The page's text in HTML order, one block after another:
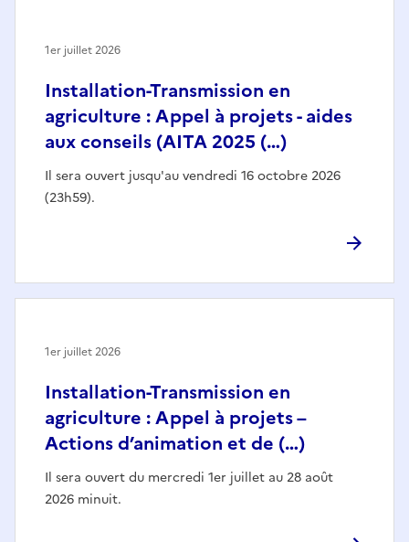
Installation-Transmission en
agriculture : Appel à projets - aides
aux conseils (AITA 2025 (…)
Il sera ouvert jusqu'au vendredi 16 octobre 2026
(23h59).
1er juillet 2026
Installation-Transmission en
agriculture : Appel à projets –
Actions d’animation et de (…)
Il sera ouvert du mercredi 1er juillet au 28 août
2026 minuit.
1er juillet 2026